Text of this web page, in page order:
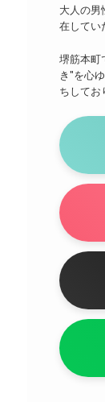
大人の男
在してい
堺筋本町
き"を心
ちしてお